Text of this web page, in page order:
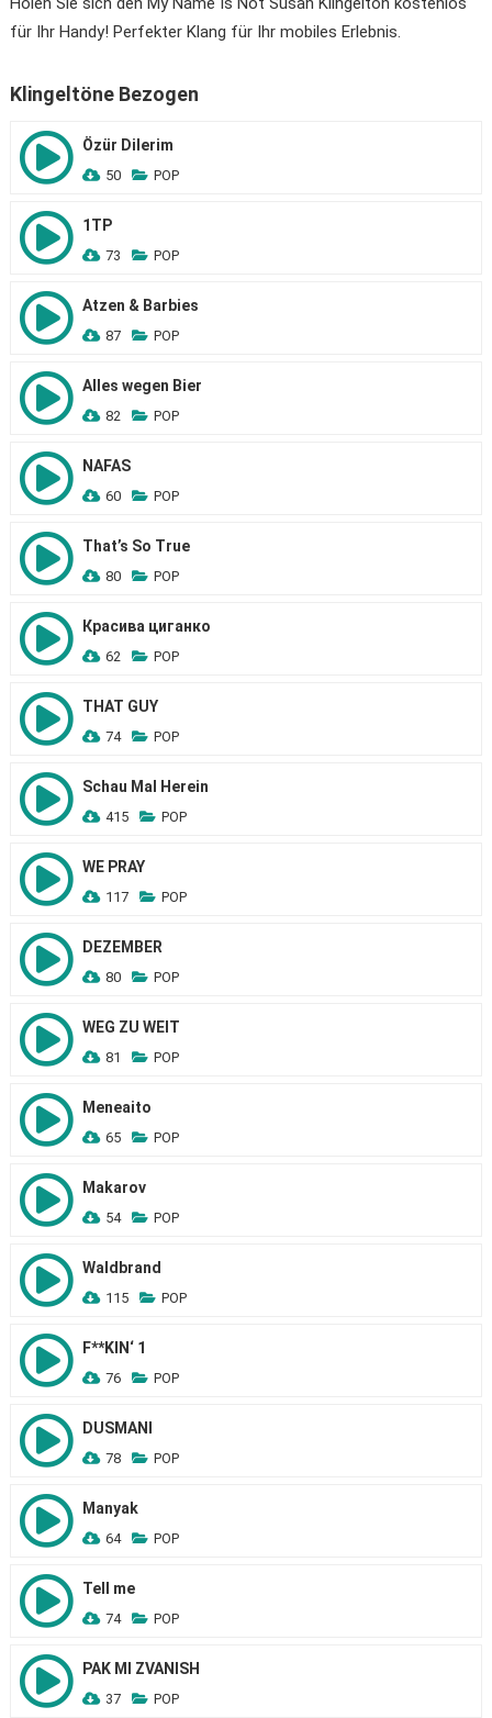
für Ihr Handy! Perfekter Klang für Ihr mobiles Erlebnis.
Klingeltöne Bezogen
Özür Dilerim
50 POP
1TP
73 POP
Atzen & Barbies
87 POP
Alles wegen Bier
82 POP
NAFAS
60 POP
That’s So True
80 POP
Красива циганко
62 POP
THAT GUY
74 POP
Schau Mal Herein
415 POP
WE PRAY
117 POP
DEZEMBER
80 POP
WEG ZU WEIT
81 POP
Meneaito
65 POP
Makarov
54 POP
Waldbrand
115 POP
F**KIN‘ 1
76 POP
DUSMANI
78 POP
Manyak
64 POP
Tell me
74 POP
PAK MI ZVANISH
37 POP